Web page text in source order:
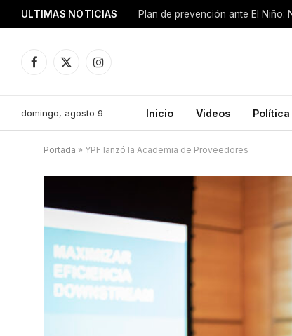
ULTIMAS NOTICIAS Plan de prevención ante El
Facebook
X
Instagram
domingo, agosto 9 Inicio Videos Política
Portada » YPF lanzó la Academia de Proveedores